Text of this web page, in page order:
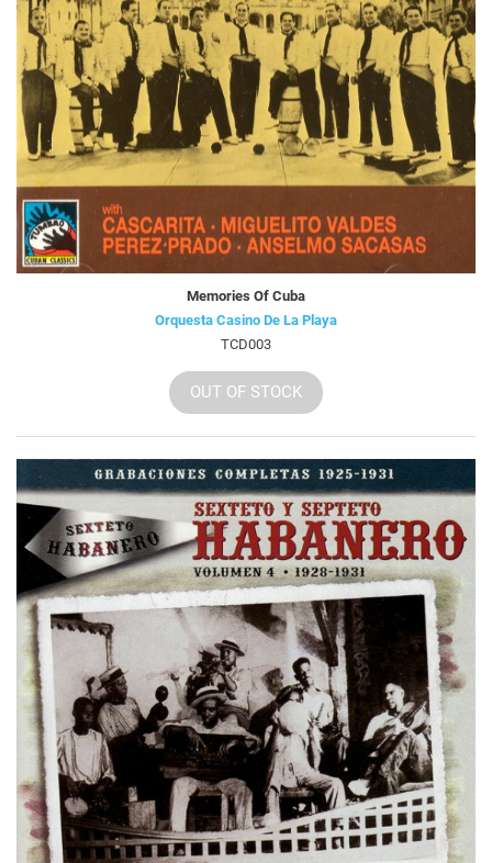
Memories Of Cuba
Orquesta Casino De La Playa
TCD003
OUT OF STOCK